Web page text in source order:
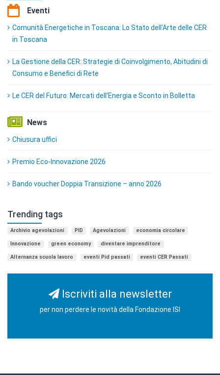
Eventi
Comunità Energetiche in Toscana: Lo Stato dell'Arte delle CER
in Toscana
La Gestione della CER: Strategie di Coinvolgimento, Abitudini di
Consumo e Benefici di Rete
Le CER del Futuro: Mercati dell'Energia e Sconto in Bolletta
News
Chiusura uffici
Premio Eco-Innovazione 2026
Bando voucher Doppia Transizione – anno 2026
Trending tags
Archivio agevolazioni PID Agevolazioni economia circolare
Innovazione green economy diventare imprenditore
Alternanza scuola lavoro eventi Pid passati eventi CER Passati
Iscriviti alla newsletter
per non perdere le novità della Fondazione ISI